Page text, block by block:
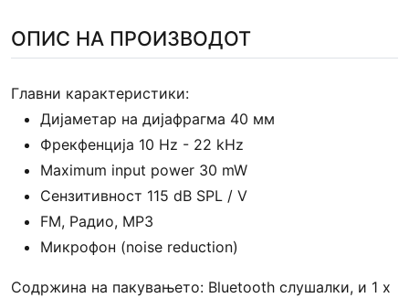
ОПИС НА ПРОИЗВОДОТ
Главни карактеристики:
Дијаметар на дијафрагма 40 мм
Фрекфенција 10 Hz - 22 kHz
Maximum input power 30 mW
Сензитивност 115 dB SPL / V
FM, Радио, MP3
Микрофон (noise reduction)
Содржина на пакувањето: Bluetooth слушалки, и 1 x